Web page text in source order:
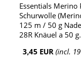
Essentials Merino
Schurwolle
125 m / 50 g
28R Knäuel a 50
3,45 EUR (incl.